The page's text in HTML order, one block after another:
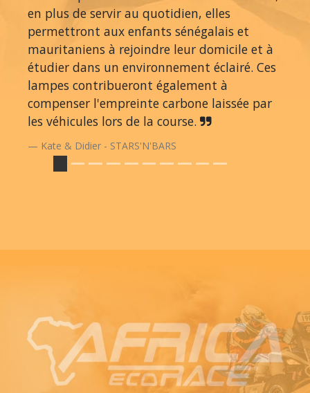
en plus de servir au quotidien, elles
permettront aux enfants sénégalais et
mauritaniens à rejoindre leur domicile et à
étudier dans un environnement éclairé. Ces
lampes contribueront également à
compenser l'empreinte carbone laissée par
les véhicules lors de la course.
Kate & Didier - STARS'N'BARS